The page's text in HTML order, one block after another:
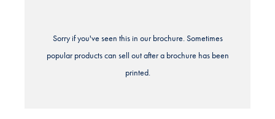
Sorry if you've seen this in our brochure. Sometimes
popular products can sell out after a brochure has been
printed.